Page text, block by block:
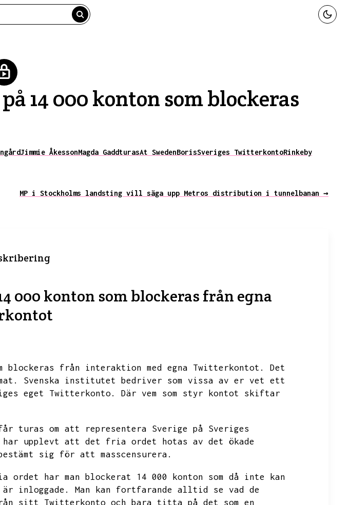
14 000 konton som blockeras
Jimmie ÅkessonMagda GaddturasAt SwedenBorisSveriges TwitterkontoRinkeby
MP i Stockholms landsting vill säga upp Metros distribution i tunnelbanan →
000 konton som blockeras från egna
från interaktion med egna Twitterkontot.
Det
Svenska institutet bedriver som vissa av er vet ett
eget Twitterkonto.
Där vem som styr kontot skiftar
turas om att representera Sverige på Sveriges
har upplevt att det fria ordet hotas av det ökade
sig för att masscensurera.
ordet har man blockerat 14 000 konton som då inte kan
är inloggade.
Man kan fortfarande alltid se vad de
sitt Twitterkonto och bara titta på det som en